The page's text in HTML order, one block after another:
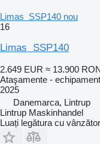
Limas SSP140 nou
16
Limas SSP140
2.649 EUR ≈ 13.900
Ataşamente -
2025
Danemarca, Lintrup
Lintrup Maskinhandel
Luați legătura cu